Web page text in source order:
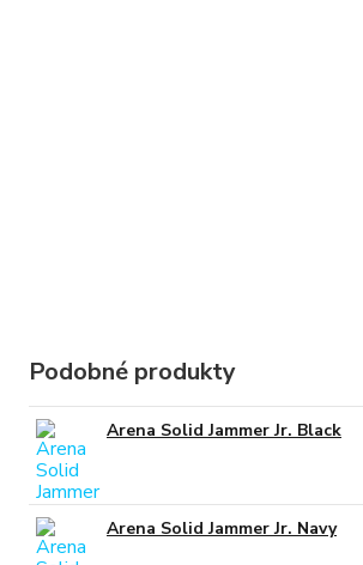
Podobné produkty
Arena Solid Jammer Jr. Black
Arena Solid Jammer Jr. Navy